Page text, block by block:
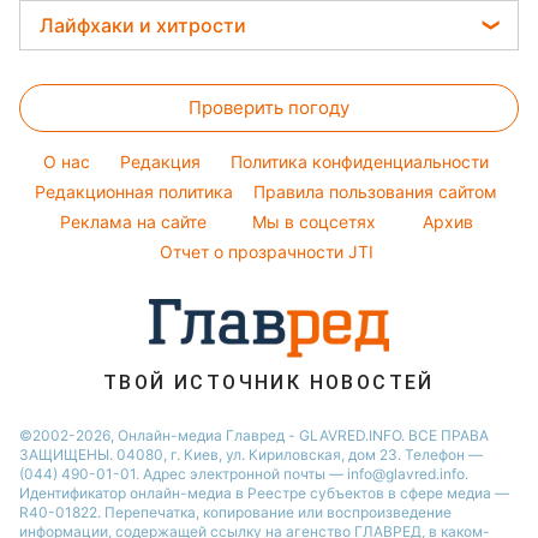
София Ротару
Новости Сум
Новости Тернополя
Новости Черкассы
Новости Житомира
Новости Ровно
Новости Одессы
Новости Запорожья
Погода на завтра
Оптические иллюзии
Народные приметы
Все о шоу-бизнесе
Женские стрижки
Окрашивание волос
Красивый маникюр
Модные ошибки
Новости моды
Советы от Андре Тана
Лайфхаки и хитрости
Комнатные растения
Все о сале
Уборка
Авто
Проверить погоду
O нас Редакция
Политика конфиденциальности
Редакционная политика
Правила пользования сайтом
Реклама на сайте
Мы в соцсетях
Архив
Отчет о прозрачности JTI
ТВОЙ ИСТОЧНИК НОВОСТЕЙ
©2002-2026, Онлайн-медиа Главред - GLAVRED.INFO. ВСЕ ПРАВА
ЗАЩИЩЕНЫ. 04080, г. Киев, ул. Кириловская, дом 23. Телефон —
(044) 490-01-01. Адрес электронной почты — info@glavred.info.
Идентификатор онлайн-медиа в Реестре cубъектов в сфере медиа —
R40-01822. Перепечатка, копирование или воспроизведение
информации, содержащей ссылку на агенство ГЛАВРЕД, в каком-